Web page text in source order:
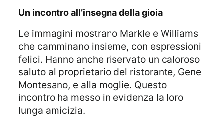
un incontro all’insegna della gioia
Le immagini mostrano Markle e Williams
che camminano insieme, con espressioni
felici. Hanno anche riservato un caloroso
saluto al proprietario del ristorante, Gene
Montesano, e alla moglie. Questo
incontro ha messo in evidenza la loro
lunga amicizia.